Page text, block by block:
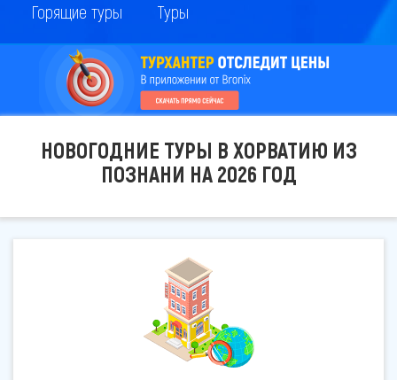
Горящие туры Туры
НОВОГОДНИЕ ТУРЫ В ХОРВАТИЮ ИЗ
ПОЗНАНИ НА 2026 ГОД